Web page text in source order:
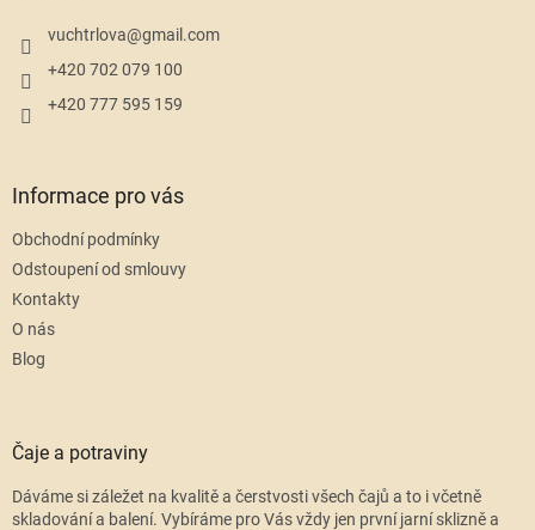
vuchtrlova@gmail.com
+420 702 079 100
+420 777 595 159
Informace pro vás
Obchodní podmínky
Odstoupení od smlouvy
Kontakty
O nás
Blog
Čaje a potraviny
Dáváme si záležet na kvalitě a čerstvosti všech čajů a to i včetně
skladování a balení. Vybíráme pro Vás vždy jen první jarní sklizně a